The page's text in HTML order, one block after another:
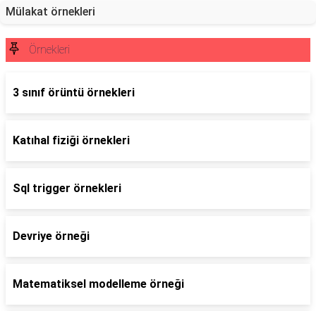
Mülakat örnekleri
Örnekleri
3 sınıf örüntü örnekleri
Katıhal fiziği örnekleri
Sql trigger örnekleri
Devriye örneği
Matematiksel modelleme örneği